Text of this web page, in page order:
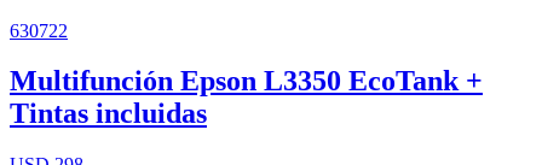
630722
Multifunción Epson L3350 EcoTank +
Tintas incluidas